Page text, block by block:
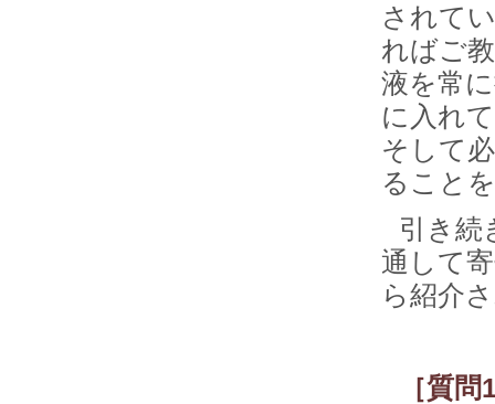
されて
ればご
液を常
に入れ
そして
ること
引き続
通して
ら紹介
［質